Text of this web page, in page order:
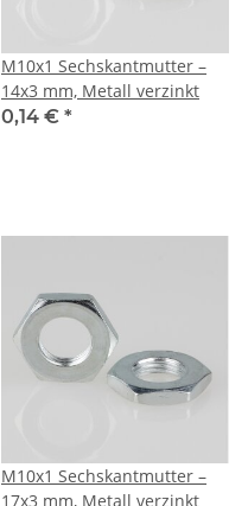
M10x1 Sechskantmutter –
14x3 mm, Metall verzinkt
0,14 € *
M10x1 Sechskantmutter –
17x3 mm, Metall verzinkt